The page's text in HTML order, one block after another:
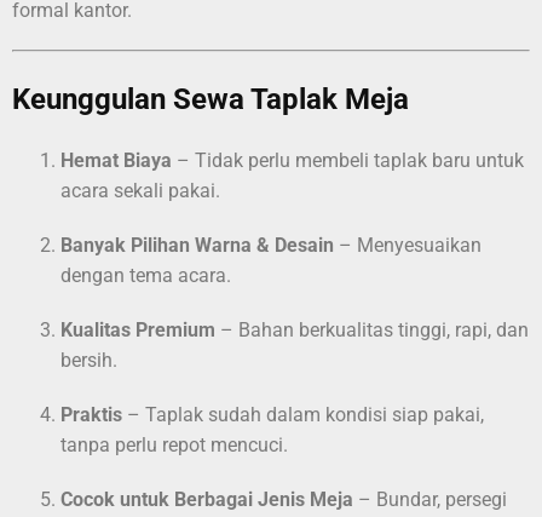
formal kantor.
Keunggulan Sewa Taplak Meja
Hemat Biaya – Tidak perlu membeli taplak baru untuk
acara sekali pakai.
Banyak Pilihan Warna & Desain – Menyesuaikan
dengan tema acara.
Kualitas Premium – Bahan berkualitas tinggi, rapi, dan
bersih.
Praktis – Taplak sudah dalam kondisi siap pakai,
tanpa perlu repot mencuci.
Cocok untuk Berbagai Jenis Meja – Bundar, persegi